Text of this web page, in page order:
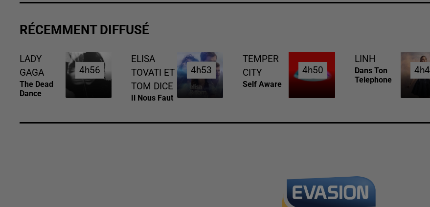
RÉCEMMENT DIFFUSÉ
LADY
GAGA
The Dead
Dance
4h56
4h56
ELISA
TOVATI ET
TOM DICE
Il Nous Faut
4h53
4h53
TEMPER
CITY
Self Aware
4h50
4h50
LINH
Dans Ton
Telephone